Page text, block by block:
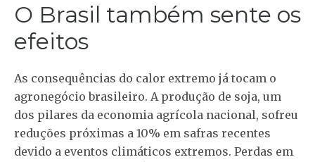
O Brasil também sente os
efeitos
As consequências do calor extremo já tocam o
agronegócio brasileiro. A produção de soja, um
dos pilares da economia agrícola nacional, sofreu
reduções próximas a 10% em safras recentes
devido a eventos climáticos extremos. Perdas em